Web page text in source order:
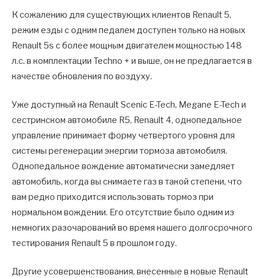
К сожалению для существующих клиентов Renault 5,
режим езды с одним педалем доступен только на новых
Renault 5s с более мощным двигателем мощностью 148
л.с. в комплектации Techno + и выше, он не предлагается в
качестве обновления по воздуху.
Уже доступный на Renault Scenic E-Tech, Megane E-Tech и
сестринском автомобиле R5, Renault 4, однопедальное
управление принимает форму четвертого уровня для
системы регенерации энергии тормоза автомобиля.
Однопедальное вождение автоматически замедляет
автомобиль, когда вы снимаете газ в такой степени, что
вам редко приходится использовать тормоз при
нормальном вождении. Его отсутствие было одним из
немногих разочарований во время нашего долгосрочного
тестирования Renault 5 в прошлом году.
Другие усовершенствования, внесенные в новые Renault